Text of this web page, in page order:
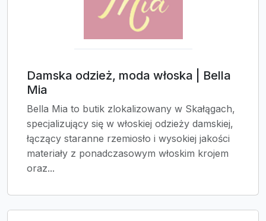
Damska odzież, moda włoska | Bella
Mia
Bella Mia to butik zlokalizowany w Skałągach,
specjalizujący się w włoskiej odzieży damskiej,
łączący staranne rzemiosło i wysokiej jakości
materiały z ponadczasowym włoskim krojem
oraz...